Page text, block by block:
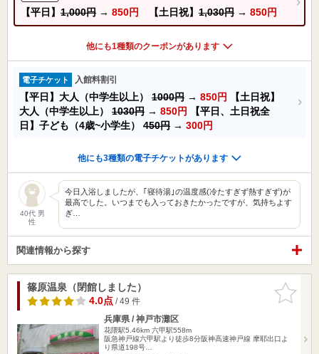
【平日】 1,000円 → 850円 【土日祝】 1,030円 → 850円
他にも1種類のクーポンがあります
電子チケット 入館料割引
【平日】大人（中学生以上） 1000円 → 850円
【土日祝】
大人（中学生以上） 1030円 → 850円
【平日、土日祝全
日】子ども（4歳~小学生） 450円 → 300円
他にも3種類の電子チケットがあります
40代 男
性
今日入浴しましたが、｢寝待湯｣の温度感(冷たすぎず熱すぎず)が
最高でした。いつまでも入っておきたかったですが、気持ちよす
ぎ…
関連情報から探す
お気に入
りに追加
篠原温泉（閉館しました）
4.0点/ 49 件
兵庫県 / 神戸市灘区
花隈駅5.46km 六甲駅558m
阪急神戸線六甲駅より徒歩8分阪神高速神戸線 摩耶出口よ
り県道198号…